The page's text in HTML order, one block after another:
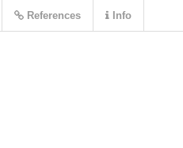
References Info